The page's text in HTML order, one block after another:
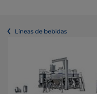
Líneas de bebidas